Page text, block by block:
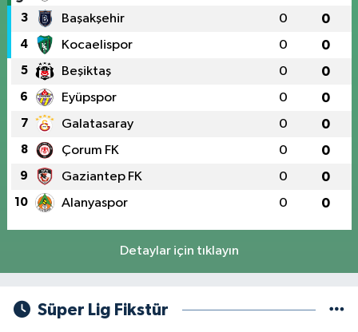
3 Başakşehir 0 0
4 Kocaelispor 0 0
5 Beşiktaş 0 0
6 Eyüpspor 0 0
7 Galatasaray 0 0
8 Çorum FK 0 0
9 Gaziantep FK 0 0
10 Alanyaspor 0 0
Detaylar için tıklayın
Süper Lig Fikstür